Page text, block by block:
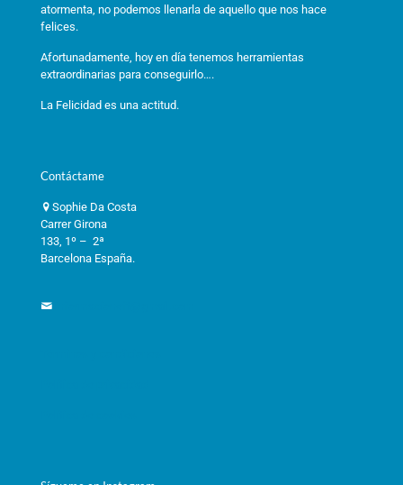
atormenta, no podemos llenarla de aquello que nos hace
felices.
Afortunadamente, hoy en día tenemos herramientas
extraordinarias para conseguirlo….
La Felicidad es una actitud.
Contáctame
Sophie Da Costa
Carrer Girona
133, 1º – 2ª
Barcelona España.